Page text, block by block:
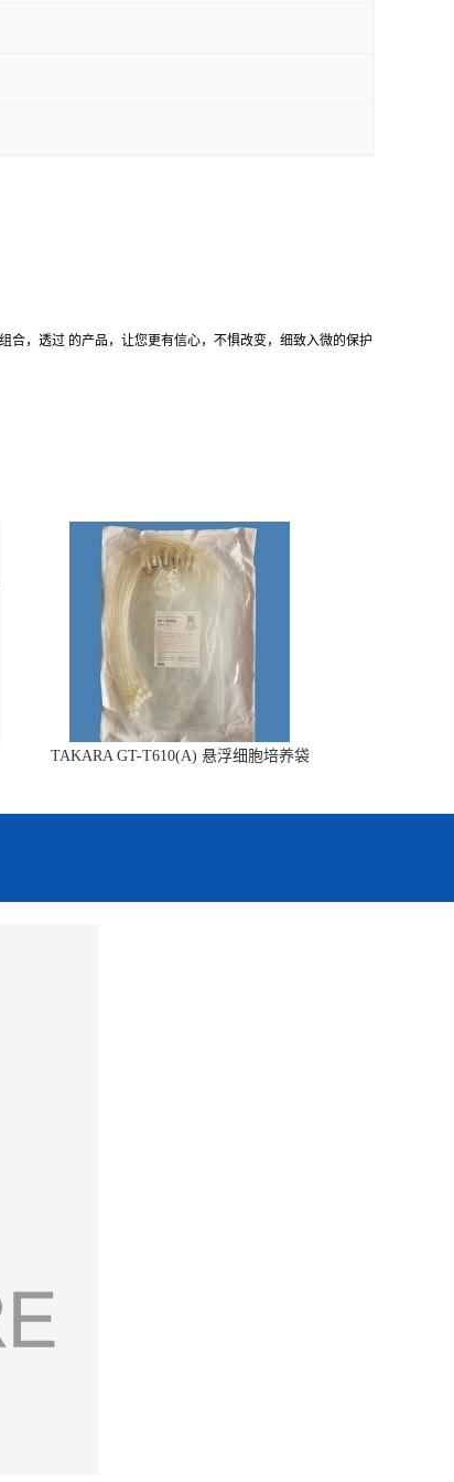
，透过 的产品，让您更有信心，不惧改变，细致入微的保护
TAKARA GT-T610(A) 悬浮细胞培养袋